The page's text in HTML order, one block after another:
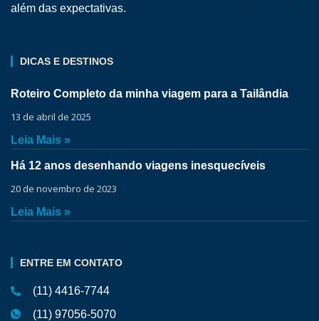
além das expectativas.
DICAS E DESTINOS
Roteiro Completo da minha viagem para a Tailândia
13 de abril de 2025
Leia Mais »
Há 12 anos desenhando viagens inesquecíveis
20 de novembro de 2023
Leia Mais »
ENTRE EM CONTATO
(11) 4416-7744
(11) 97056-5070